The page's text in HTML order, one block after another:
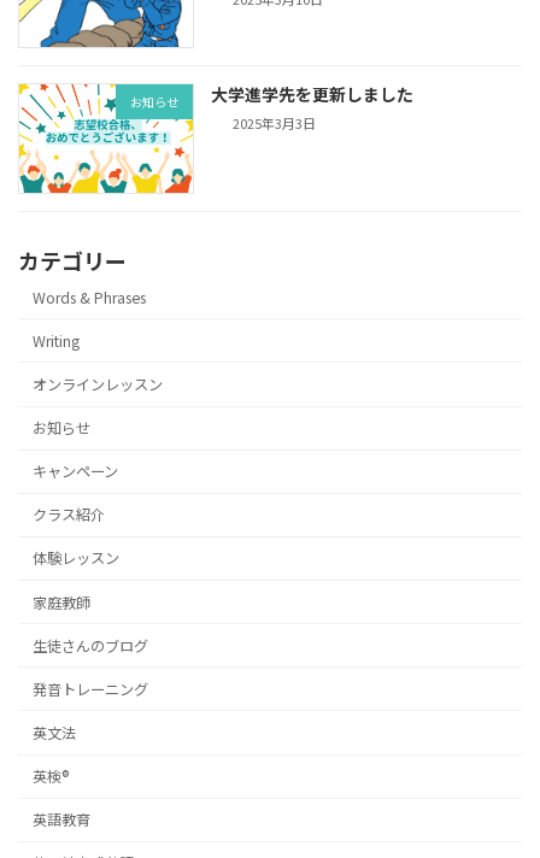
お知らせ 大学進学先を更新しました
2025年3月3日
カテゴリー
Words & Phrases
Writing
オンラインレッスン
お知らせ
キャンペーン
クラス紹介
体験レッスン
家庭教師
生徒さんのブログ
発音トレーニング
英文法
英検®
英語教育